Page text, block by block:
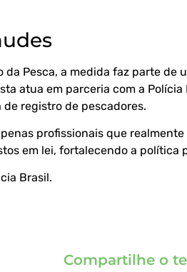
da Pesca, a medida faz parte
atua em parceria com a
registro de pescadores.
profissionais que
em lei, fortalecendo a política
Brasil.
Compartilhe o